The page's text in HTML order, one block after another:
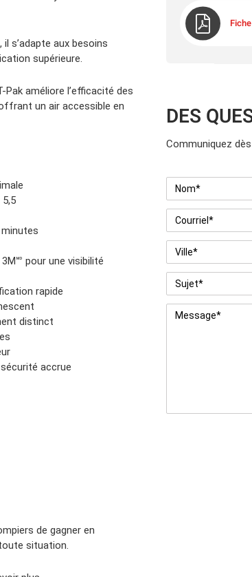
DES
Communiquez
Nom *
Courriel *
Ville *
Sujet *
Message *
s’adapte aux besoins
supérieure.
améliore l’efficacité des
un air accessible en
pour une visibilité
rapide
distinct
accrue
de gagner en
situation.